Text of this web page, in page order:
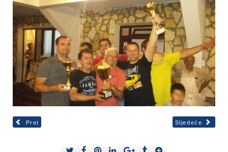
Pret Sljedeće